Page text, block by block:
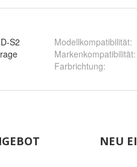
S2
Modellkompatibilität:
Markenkompatibilität:
Farbrichtung: